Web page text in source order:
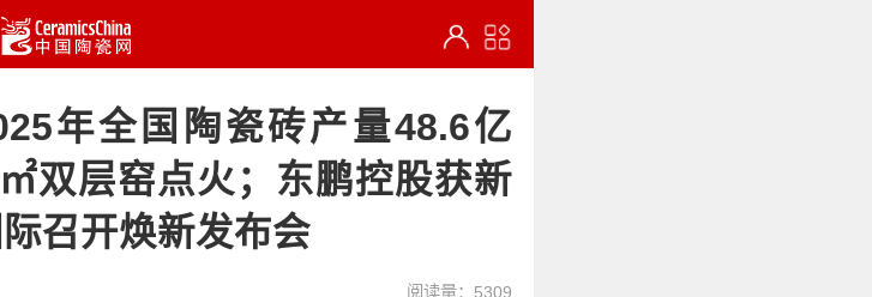
年全国陶瓷砖产量48.6亿
双层窑点火；东鹏控股获新
召开焕新发布会
阅读量：5309